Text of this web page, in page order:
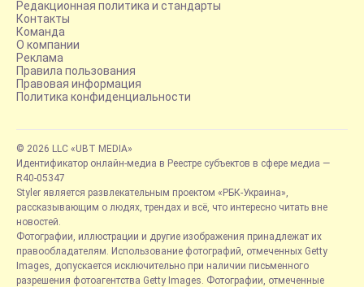
Редакционная политика и стандарты
Контакты
Команда
О компании
Реклама
Правила пользования
Правовая информация
Политика конфиденциальности
© 2026 LLC «UBT MEDIA»
Идентификатор онлайн-медиа в Реестре субъектов в сфере медиа —
R40-05347
Styler является развлекательным проектом «РБК-Украина»,
рассказывающим о людях, трендах и всё, что интересно читать вне
новостей.
Фотографии, иллюстрации и другие изображения принадлежат их
правообладателям. Использование фотографий, отмеченных Getty
Images, допускается исключительно при наличии письменного
разрешения фотоагентства Getty Images. Фотографии, отмеченные